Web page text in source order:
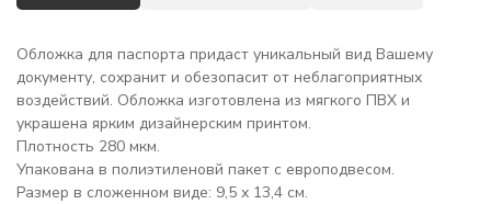
Обложка для паспорта придаст уникальный вид Вашему
документу, сохранит и обезопасит от неблагоприятных
воздействий. Обложка изготовлена из мягкого ПВХ и
украшена ярким дизайнерским принтом.
Плотность 280 мкм.
Упакована в полиэтиленовй пакет с европодвесом.
Размер в сложенном виде: 9,5 х 13,4 см.